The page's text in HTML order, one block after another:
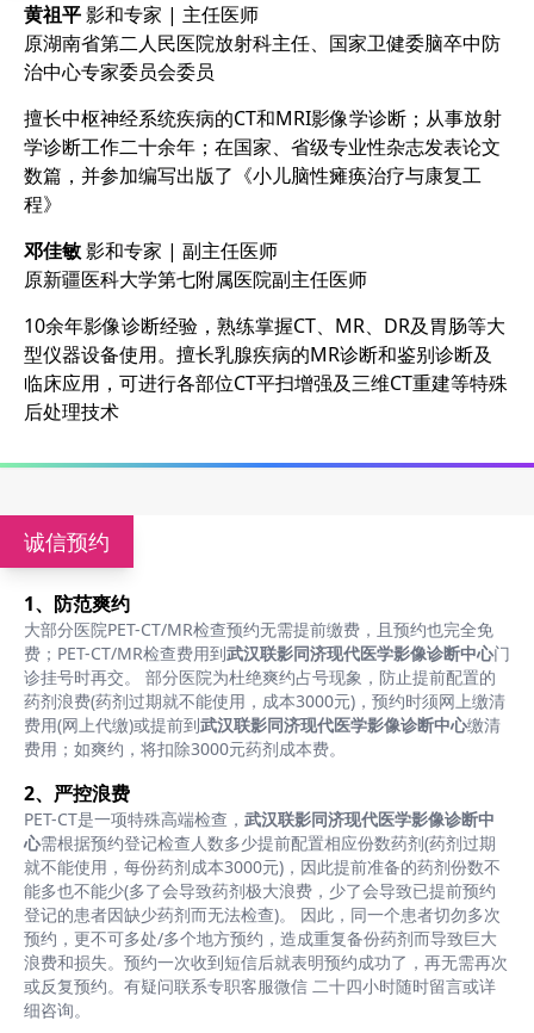
黄祖平影和专家 | 主任医师
原湖南省第二人民医院放射科主任、国家卫健委脑卒中防
治中心专家委员会委员
擅长中枢神经系统疾病的CT和MRI影像学诊断；从事放射
学诊断工作二十余年；在国家、省级专业性杂志发表论文
数篇，并参加编写出版了《小儿脑性瘫痪治疗与康复工
程》
邓佳敏影和专家 | 副主任医师
原新疆医科大学第七附属医院副主任医师
10余年影像诊断经验，熟练掌握CT、MR、DR及胃肠等大
型仪器设备使用。擅长乳腺疾病的MR诊断和鉴别诊断及
临床应用，可进行各部位CT平扫增强及三维CT重建等特殊
后处理技术
诚信预约
1、防范爽约
大部分医院PET-CT/MR检查预约无需提前缴费，且预约也完全免
费；PET-CT/MR检查费用到武汉联影同济现代医学影像诊断中心门
诊挂号时再交。 部分医院为杜绝爽约占号现象，防止提前配置的
药剂浪费(药剂过期就不能使用，成本3000元)，预约时须网上缴清
费用(网上代缴)或提前到武汉联影同济现代医学影像诊断中心缴清
费用；如爽约，将扣除3000元药剂成本费。
2、严控浪费
PET-CT是一项特殊高端检查， 武汉联影同济现代医学影像诊断中
心需根据预约登记检查人数多少提前配置相应份数药剂(药剂过期
就不能使用，每份药剂成本3000元)，因此提前准备的药剂份数不
能多也不能少(多了会导致药剂极大浪费，少了会导致已提前预约
登记的患者因缺少药剂而无法检查)。 因此，同一个患者切勿多次
预约，更不可多处/多个地方预约，造成重复备份药剂而导致巨大
浪费和损失。预约一次收到短信后就表明预约成功了，再无需再次
或反复预约。有疑问联系专职客服微信 二十四小时随时留言或详
细咨询。